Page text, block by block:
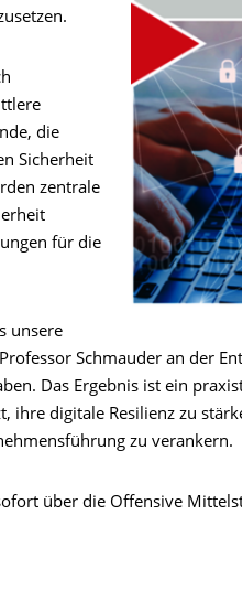
die
Sicherheit
zentrale
für die
unsere
Schmauder an der
Das Ergebnis ist ein
ihre digitale Resilienz zu
zu verankern.
über die Offensive